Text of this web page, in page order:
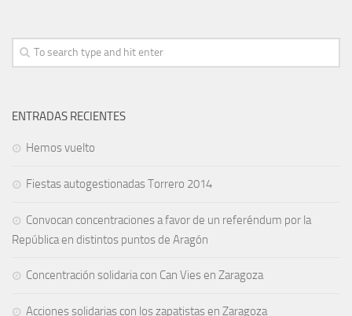
ENTRADAS RECIENTES
Hemos vuelto
Fiestas autogestionadas Torrero 2014
Convocan concentraciones a favor de un referéndum por la
República en distintos puntos de Aragón
Concentración solidaria con Can Vies en Zaragoza
Acciones solidarias con los zapatistas en Zaragoza